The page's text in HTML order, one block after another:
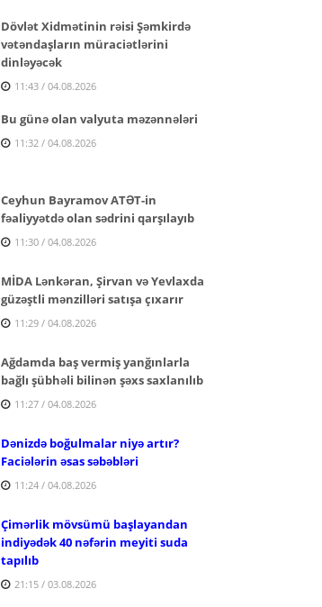
Dövlət Xidmətinin rəisi Şəmkirdə
vətəndaşların müraciətlərini
dinləyəcək
11:43 / 04.08.2026
Bu günə olan valyuta məzənnələri
11:32 / 04.08.2026
Ceyhun Bayramov ATƏT-in
fəaliyyətdə olan sədrini qarşılayıb
11:30 / 04.08.2026
MİDA Lənkəran, Şirvan və Yevlaxda
güzəştli mənzilləri satışa çıxarır
11:29 / 04.08.2026
Ağdamda baş vermiş yanğınlarla
bağlı şübhəli bilinən şəxs saxlanılıb
11:27 / 04.08.2026
Dənizdə boğulmalar niyə artır?
Faciələrin əsas səbəbləri
11:24 / 04.08.2026
Çimərlik mövsümü başlayandan
indiyədək 40 nəfərin meyiti suda
tapılıb
21:15 / 03.08.2026